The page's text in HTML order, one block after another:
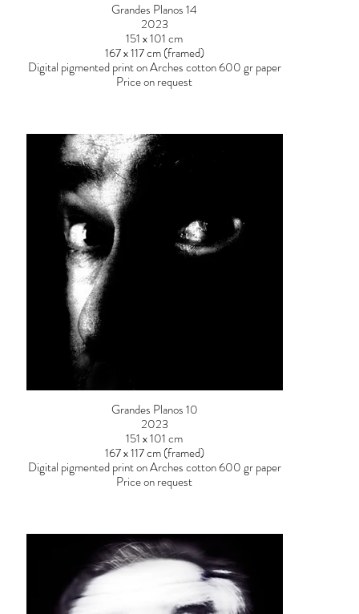
Grandes Planos 14
2023
151 x 101 cm
167 x 117 cm (framed)
Digital pigmented print on Arches cotton 600 gr paper
Price on request
Grandes Planos 10
2023
151 x 101 cm
167 x 117 cm (framed)
Digital pigmented print on Arches cotton 600 gr paper
Price on request